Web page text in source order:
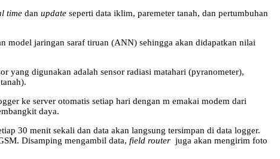
time dan update seperti data iklim, paremeter tanah, dan pertumbuhan
model jaringan saraf tiruan (ANN) sehingga akan didapatkan nilai
yang digunakan adalah sensor radiasi matahari (pyranometer),
ke server otomatis setiap hari dengan m emakai modem dari
daya.
30 menit sekali dan data akan langsung tersimpan di data logger.
Disamping mengambil data, field router juga akan mengirim foto